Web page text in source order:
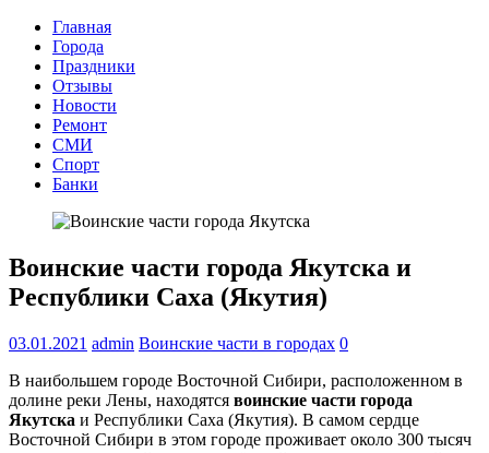
Главная
Города
Праздники
Отзывы
Новости
Ремонт
СМИ
Спорт
Банки
Воинские части города Якутска и
Республики Саха (Якутия)
03.01.2021 admin Воинские части в городах 0
В наибольшем городе Восточной Сибири, расположенном в
долине реки Лены, находятся воинские части города
Якутска и Республики Саха (Якутия). В самом сердце
Восточной Сибири в этом городе проживает около 300 тысяч